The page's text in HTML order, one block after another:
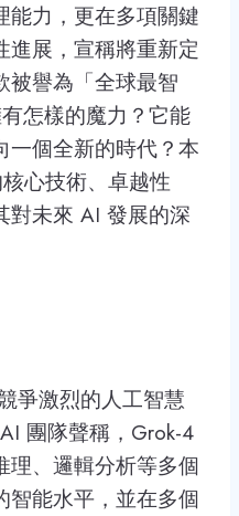
能力，更在多項關鍵
進展，宣稱將重新定
被譽為「全球最智
怎樣的魔力？它能
一個全新的時代？本
心技術、卓越性
對未來 AI 發展的深
爭激烈的人工智慧
團隊聲稱，Grok-4
理、邏輯分析等多個
智能水平，並在多個